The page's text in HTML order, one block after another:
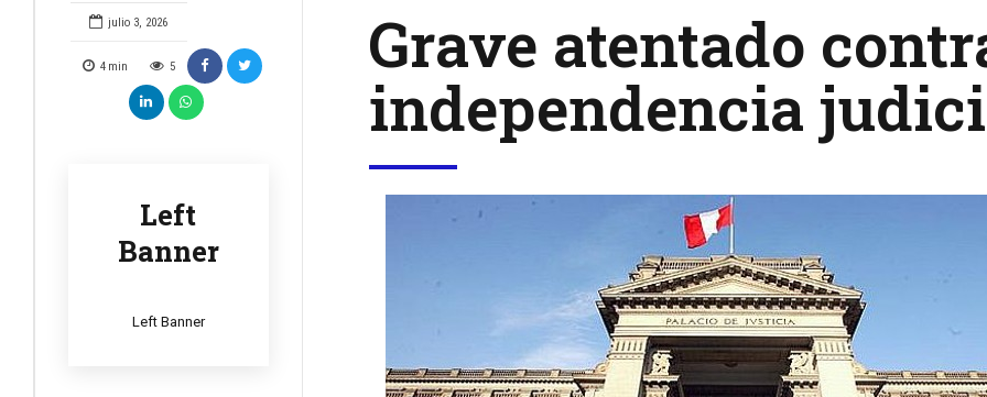
julio 3, 2026
4 min 5
Left
Banner
Left Banner
Grave atentado
independencia